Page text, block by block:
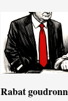
Rabat